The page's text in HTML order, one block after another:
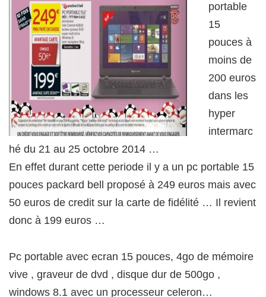
portable
15
pouces à
moins de
200 euros
dans les
hyper
intermarc
hé du 21 au 25 octobre 2014 …
En effet durant cette periode il y a un pc portable 15
pouces packard bell proposé à 249 euros mais avec
50 euros de credit sur la carte de fidélité … Il revient
donc à 199 euros …
Pc portable avec ecran 15 pouces, 4go de mémoire
vive , graveur de dvd , disque dur de 500go ,
windows 8.1 avec un processeur celeron…